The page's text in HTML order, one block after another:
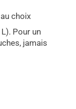
choix
Pour un
jamais